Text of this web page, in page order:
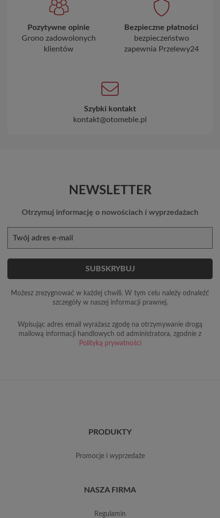
Pozytywne opinie
Grono zadowolonych
klientów
Bezpieczne płatności
bezpieczeństwo
zapewnia Przelewy24
Szybki kontakt
kontakt@otomeble.pl
NEWSLETTER
Otrzymuj informację o nowościach i wyprzedażach
Możesz zrezygnować w każdej chwili. W tym celu należy odnaleźć
szczegóły w naszej informacji prawnej.
Wpisując adres email wyrażasz zgodę na otrzymywanie drogą
mailową informacji handlowych od administratora, zgodnie z
Polityką prywatności
PRODUKTY
promocje i wyprzedaże
NASZA FIRMA
regulamin